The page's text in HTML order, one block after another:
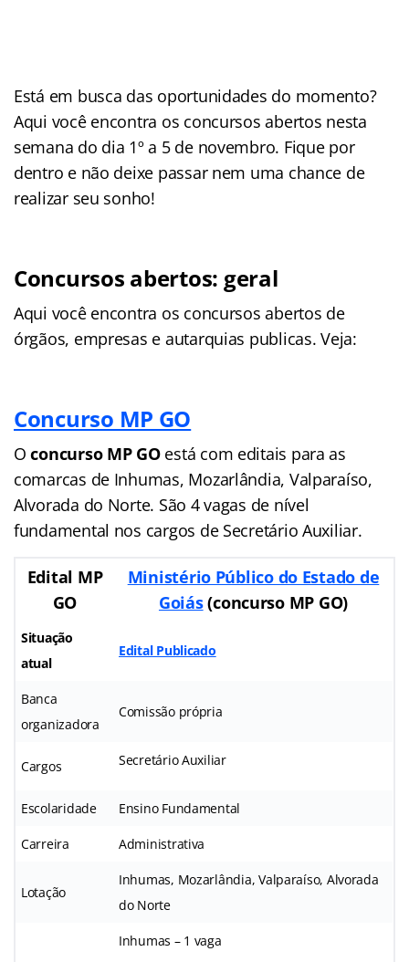
Está em busca das oportunidades do momento?
Aqui você encontra os concursos abertos nesta
semana do dia 1º a 5 de novembro. Fique por
dentro e não deixe passar nem uma chance de
realizar seu sonho!
Concursos abertos: geral
Aqui você encontra os concursos abertos de
órgãos, empresas e autarquias publicas. Veja:
Concurso MP GO
Oconcurso MP GOestá com editais para as
comarcas de Inhumas, Mozarlândia, Valparaíso,
Alvorada do Norte. São 4 vagas de nível
fundamental nos cargos de Secretário Auxiliar.
Edital MP
GO
Ministério Público do Estado de
Goiás(concurso MP GO)
Situação
atual
Edital Publicado
Banca
organizadora
Comissão própria
Cargos Secretário Auxiliar
Escolaridade Ensino Fundamental
Carreira Administrativa
Lotação
Inhumas, Mozarlândia, Valparaíso, Alvorada
do Norte
Inhumas – 1 vaga